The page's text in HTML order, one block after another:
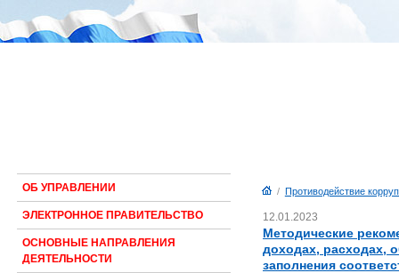
ОБ УПРАВЛЕНИИ
ЭЛЕКТРОННОЕ ПРАВИТЕЛЬСТВО
ОСНОВНЫЕ НАПРАВЛЕНИЯ
ДЕЯТЕЛЬНОСТИ
/ Противодействие
12.01.2023
Методические
доходах, расходах,
заполнения